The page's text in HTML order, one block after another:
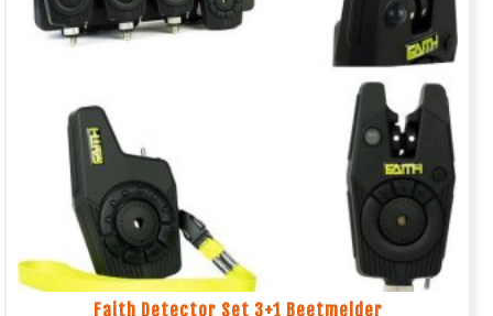
Faith Detector Set 3+1 Beetmelder